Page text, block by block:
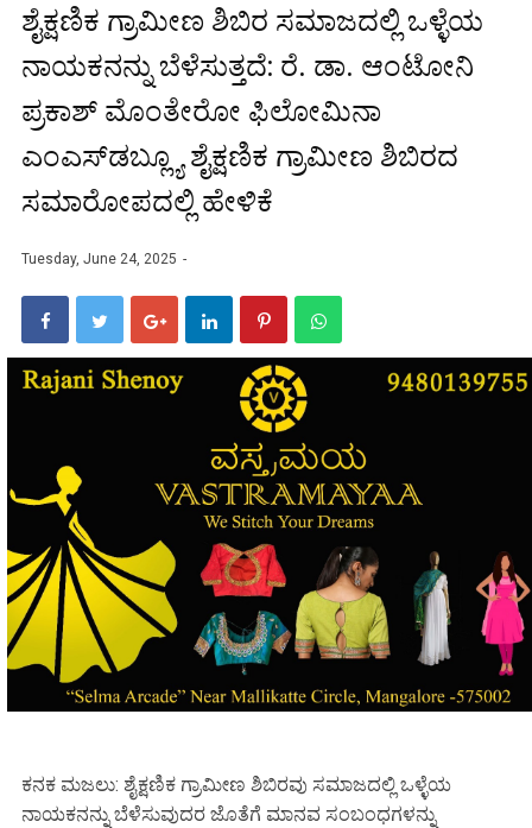
ಶೈಕ್ಷಣಿಕ ಗ್ರಾಮೀಣ ಶಿಬಿರ ಸಮಾಜದಲ್ಲಿ ಒಳ್ಳೆಯ
ನಾಯಕನನ್ನು ಬೆಳೆಸುತ್ತದೆ: ರೆ. ಡಾ. ಆಂಟೋನಿ
ಪ್ರಕಾಶ್ ಮೊಂತೇರೋ ಫಿಲೋಮಿನಾ
ಎಂಎಸ್‌ಡಬ್ಲ್ಯೂ ಶೈಕ್ಷಣಿಕ ಗ್ರಾಮೀಣ ಶಿಬಿರದ
ಸಮಾರೋಪದಲ್ಲಿ ಹೇಳಿಕೆ
Tuesday, June 24, 2025
ಕನಕ ಮಜಲು: ಶೈಕ್ಷಣಿಕ ಗ್ರಾಮೀಣ ಶಿಬಿರವು ಸಮಾಜದಲ್ಲಿ ಒಳ್ಳೆಯ
ನಾಯಕನನ್ನು ಬೆಳೆಸುವುದರ ಜೊತೆಗೆ ಮಾನವ ಸಂಬಂಧಗಳನ್ನು